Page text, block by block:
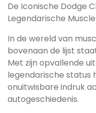
De Iconische Dodge
Legendarische
In de wereld van
bovenaan de lijst
Met zijn opvallende
legendarische status
onuitwisbare indruk
autogeschiedenis.